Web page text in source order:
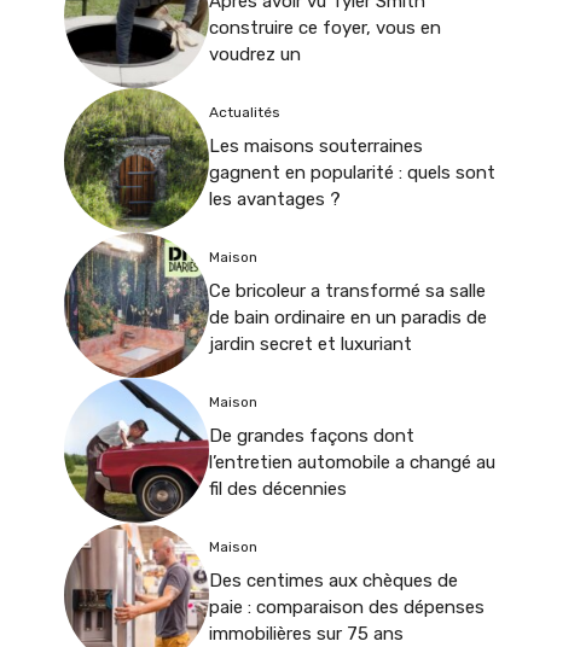
construire ce foyer, vous en
voudrez un
Actualités
Les maisons souterraines
gagnent en popularité : quels sont
les avantages ?
Maison
Ce bricoleur a transformé sa salle
de bain ordinaire en un paradis de
jardin secret et luxuriant
Maison
De grandes façons dont
l’entretien automobile a changé au
fil des décennies
Maison
Des centimes aux chèques de
paie : comparaison des dépenses
immobilières sur 75 ans